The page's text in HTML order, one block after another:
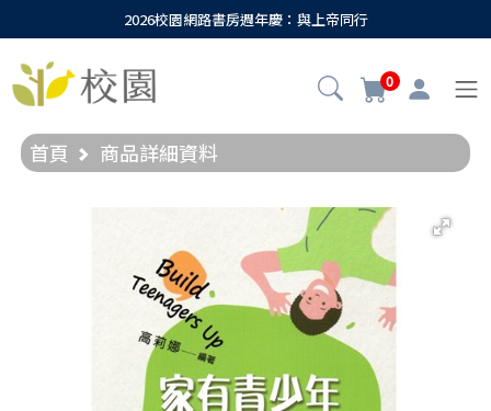
2026校園網路書房週年慶：與上帝同行
0
首頁 商品詳細資料